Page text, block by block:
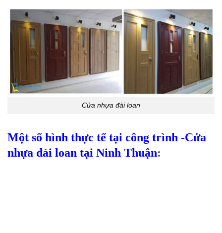
Cửa nhựa đài loan
Một số hình thực tế tại công trình -Cửa
nhựa đài loan tại Ninh Thuận: